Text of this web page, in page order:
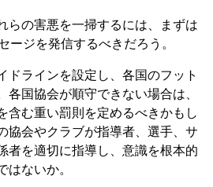
の害悪を一掃するには、まずは
ージを発信するべきだろう。
ラインを設定し、各国のフット
各国協会が順守できない場合は、
含む重い罰則を定めるべきかもし
協会やクラブが指導者、選手、サ
者を適切に指導し、意識を根本的
はないか。